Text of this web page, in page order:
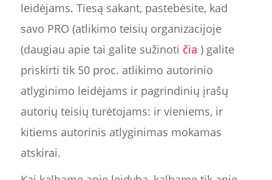
leidėjams. Tiesą sakant, pastebėsite, kad
savo PRO (atlikimo teisių organizacijoje
(daugiau apie tai galite sužinoti čia ) galite
priskirti tik 50 proc. atlikimo autorinio
atlyginimo leidėjams ir pagrindinių įrašų
autorių teisių turėtojams: ir vieniems, ir
kitiems autorinis atlyginimas mokamas
atskirai.